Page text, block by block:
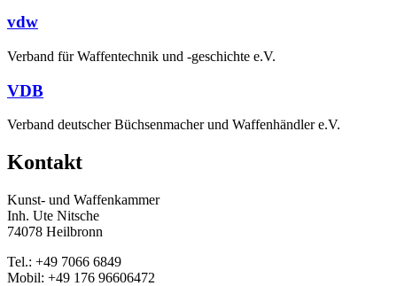
vdw
Verband für Waffentechnik und -geschichte e.V.
VDB
Verband deutscher Büchsenmacher und Waffenhändler e.V.
Kontakt
Kunst- und Waffenkammer
Inh. Ute Nitsche
74078 Heilbronn
Tel.: +49 7066 6849
Mobil: +49 176 96606472